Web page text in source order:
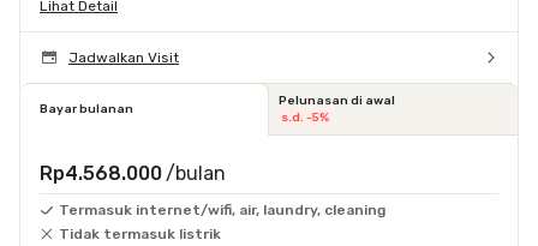
Lihat Detail
Jadwalkan Visit
Bayar bulanan
Pelunasan di awal
s.d. -5%
Rp4.568.000 /bulan
Termasuk internet/wifi, air, laundry, cleaning
Tidak termasuk listrik